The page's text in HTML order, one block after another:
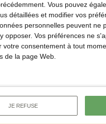
Vous pouvez
détaillées et modifier vos
personnelles peuvent ne
Vos préférences ne
consentement à tout
de la page Web.
JE REFUSE
d’hectares d’espaces
des chasseurs